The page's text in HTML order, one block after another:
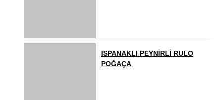
ISPANAKLI PEYNİRLİ RULO
POĞAÇA